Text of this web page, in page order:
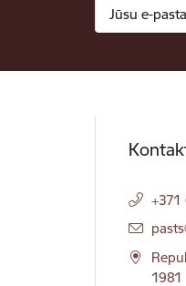
+371
E-
1981